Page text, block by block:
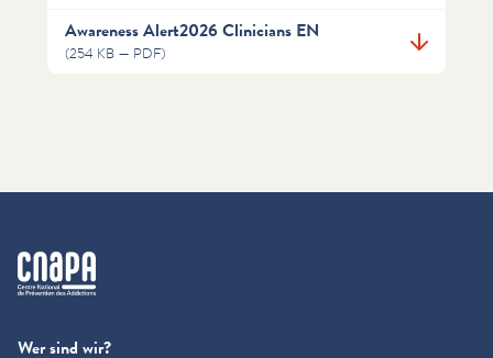
Awareness Alert2026 Clinicians EN
(254 KB — PDF)
cnapa
Wer sind wir?